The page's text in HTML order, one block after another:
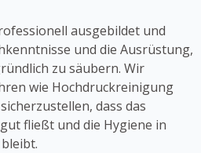
ausgebildet und
und die Ausrüstung,
zu säubern. Wir
wie Hochdruckreinigung
dass das
fließt und die Hygiene in